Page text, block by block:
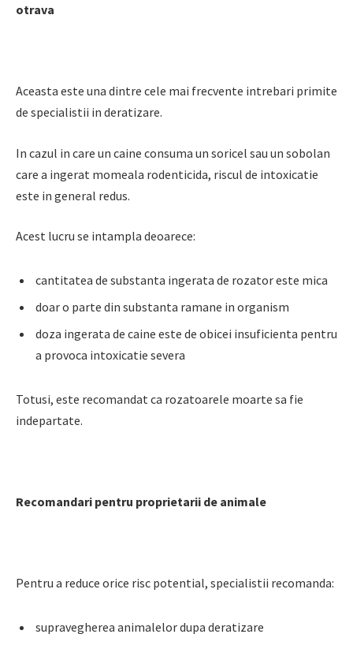
otrava
Aceasta este una dintre cele mai frecvente intrebari primite
de specialistii in deratizare.
In cazul in care un caine consuma un soricel sau un sobolan
care a ingerat momeala rodenticida, riscul de intoxicatie
este in general redus.
Acest lucru se intampla deoarece:
cantitatea de substanta ingerata de rozator este mica
doar o parte din substanta ramane in organism
doza ingerata de caine este de obicei insuficienta pentru
a provoca intoxicatie severa
Totusi, este recomandat ca rozatoarele moarte sa fie
indepartate.
Recomandari pentru proprietarii de animale
Pentru a reduce orice risc potential, specialistii recomanda:
supravegherea animalelor dupa deratizare